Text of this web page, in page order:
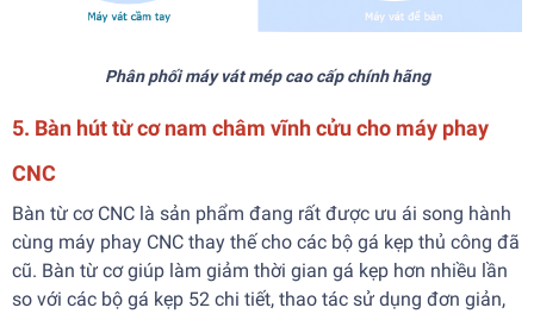
Phân phối máy vát mép cao cấp chính hãng
5. Bàn hút từ cơ nam châm vĩnh cửu cho máy phay
CNC
Bàn từ cơ CNC là sản phẩm đang rất được ưu ái song hành
cùng máy phay CNC thay thế cho các bộ gá kẹp thủ công đã
cũ. Bàn từ cơ giúp làm giảm thời gian gá kẹp hơn nhiều lần
so với các bộ gá kẹp 52 chi tiết, thao tác sử dụng đơn giản,